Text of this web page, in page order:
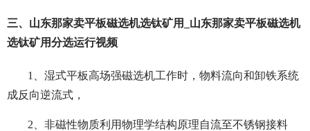
三、山东那家卖平板磁选机选钛矿用_山东那家卖平板磁选机
选钛矿用分选运行视频
1、湿式平板高场强磁选机工作时，物料流向和卸铁系统
成反向逆流式，
2、非磁性物质利用物理学结构原理自流至不锈钢接料